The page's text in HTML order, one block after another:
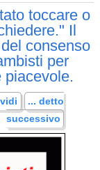
toccare o
Il
consenso
per
piacevole.
... detto
successivo